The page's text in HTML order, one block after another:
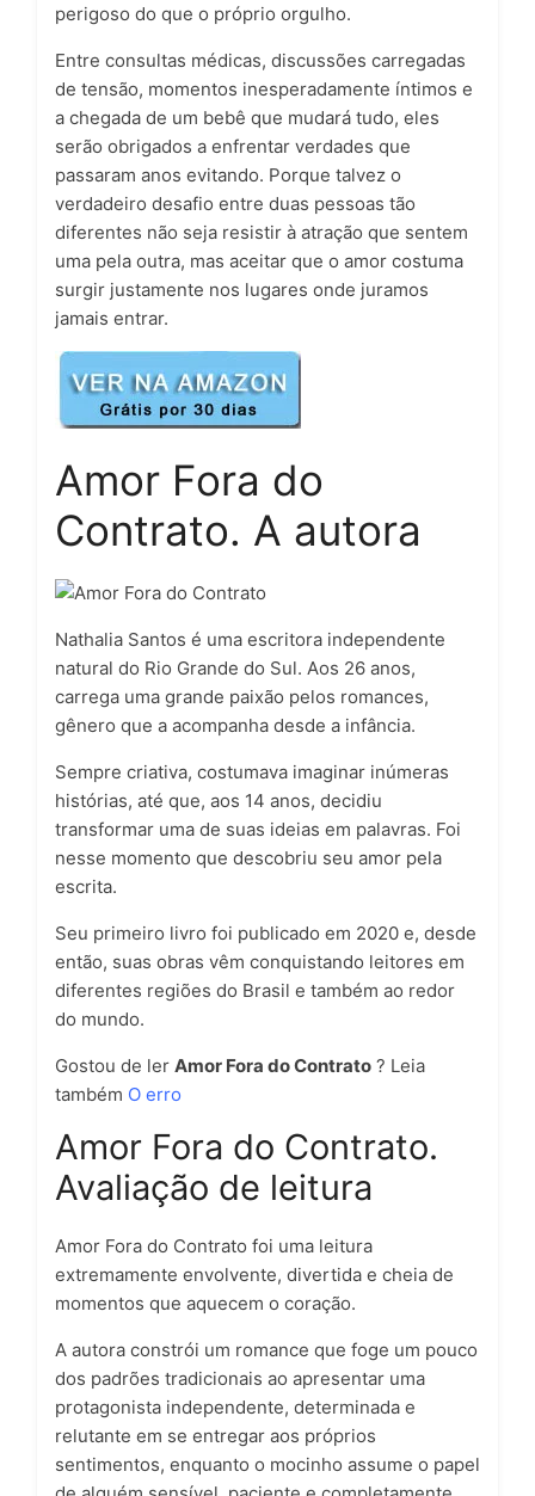
perigoso do que o próprio orgulho.
Entre consultas médicas, discussões carregadas
de tensão, momentos inesperadamente íntimos e
a chegada de um bebê que mudará tudo, eles
serão obrigados a enfrentar verdades que
passaram anos evitando. Porque talvez o
verdadeiro desafio entre duas pessoas tão
diferentes não seja resistir à atração que sentem
uma pela outra, mas aceitar que o amor costuma
surgir justamente nos lugares onde juramos
jamais entrar.
Amor Fora do
Contrato. A autora
Nathalia Santos é uma escritora independente
natural do Rio Grande do Sul. Aos 26 anos,
carrega uma grande paixão pelos romances,
gênero que a acompanha desde a infância.
Sempre criativa, costumava imaginar inúmeras
histórias, até que, aos 14 anos, decidiu
transformar uma de suas ideias em palavras. Foi
nesse momento que descobriu seu amor pela
escrita.
Seu primeiro livro foi publicado em 2020 e, desde
então, suas obras vêm conquistando leitores em
diferentes regiões do Brasil e também ao redor
do mundo.
Gostou de ler Amor Fora do Contrato ? Leia
também O erro
Amor Fora do Contrato.
Avaliação de leitura
Amor Fora do Contrato foi uma leitura
extremamente envolvente, divertida e cheia de
momentos que aquecem o coração.
A autora constrói um romance que foge um pouco
dos padrões tradicionais ao apresentar uma
protagonista independente, determinada e
relutante em se entregar aos próprios
sentimentos, enquanto o mocinho assume o papel